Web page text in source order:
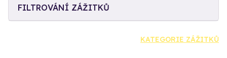
FILTROVÁNÍ ZÁŽITKŮ
KATEGORIE ZÁŽITKŮ